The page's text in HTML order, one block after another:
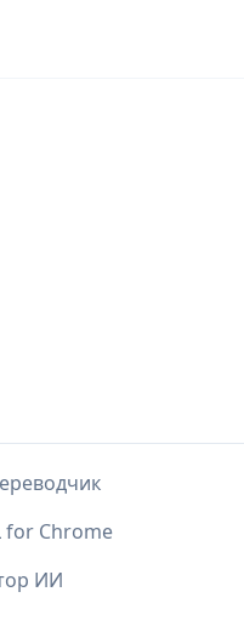
for Chrome
ИИ